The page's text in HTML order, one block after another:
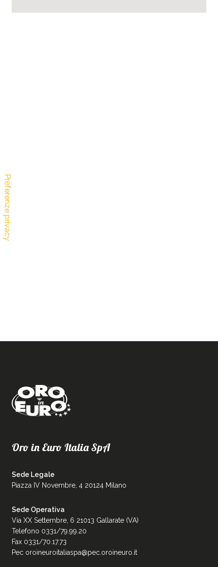
Oro in Euro Italia SpA
Sede Legale
Piazza IV Novembre, 4 20124 Milano
Sede Operativa
Via XX Settembre, 6 21013 Gallarate (VA)
Telefono 0331/79.99.20
Fax 0331/70.17.73
Pec oroineuroitaliaspa@pec.oroineuro.it